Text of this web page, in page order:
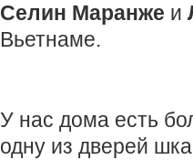
Селин Маранже и
Вьетнаме.
У нас дома есть
одну из дверей